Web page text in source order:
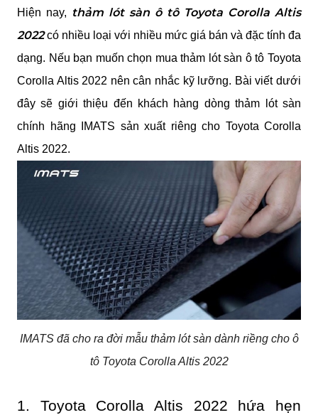
Hiện nay, thảm lót sàn ô tô Toyota Corolla Altis
2022 có nhiều loại với nhiều mức giá bán và đặc tính đa
dạng. Nếu bạn muốn chọn mua thảm lót sàn ô tô Toyota
Corolla Altis 2022 nên cân nhắc kỹ lưỡng. Bài viết dưới
đây sẽ giới thiệu đến khách hàng dòng thảm lót sàn
chính hãng IMATS sản xuất riêng cho Toyota Corolla
Altis 2022.
IMATS đã cho ra đời mẫu thảm lót sàn dành riềng cho ô
tô Toyota Corolla Altis 2022
1. Toyota Corolla Altis 2022 hứa hẹn